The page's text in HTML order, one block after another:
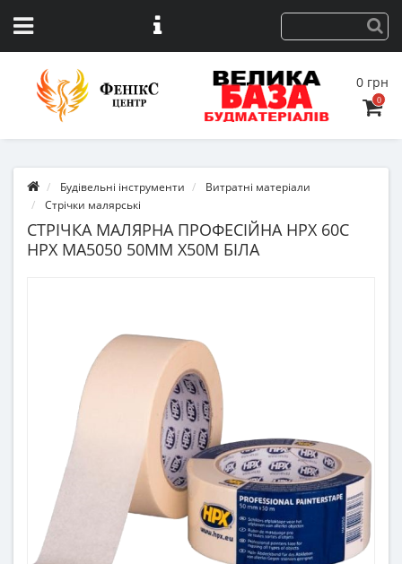
0 грн
0
Будівельні інструменти
Витратні матеріали
Стрічки малярські
СТРІЧКА МАЛЯРНА ПРОФЕСІЙНА HPX 60С
HPX MA5050 50ММ Х50М БІЛА